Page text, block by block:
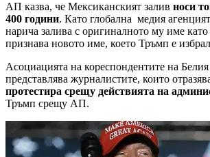
АП казва, че Мексиканският залив носи
400 години. Като глобална медия
нарича залива с оригиналното му име
признава новото име, което Тръмп е
Асоциацията на кореспондентите на
представлява журналистите, които
протестира срещу действията на
Тръмп срещу АП.